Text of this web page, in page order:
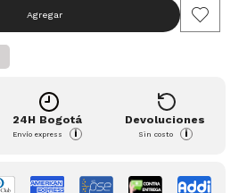
Agregar
24H Bogotá
Envío express i
Devoluciones
Sin costo i